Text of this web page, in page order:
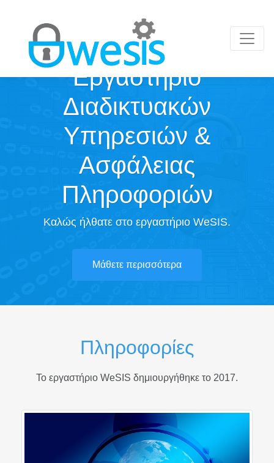
Εργαστήριο
Διαδικτυακών
Υπηρεσιών &
Ασφάλειας
Πληροφοριών
Καλώς ήλθατε στο εργαστήριο WeSIS.
Μάθετε περισσότερα
Πληροφορίες
Το εργαστήριο WeSIS δημιουργήθηκε το 2017.